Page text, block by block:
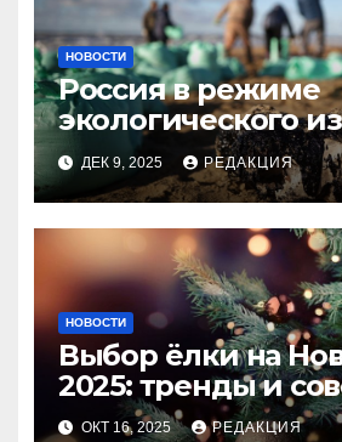
НОВОСТИ
Россия в режиме
экологического
ДЕК 9, 2025 РЕДАКЦИЯ
НОВОСТИ
Выбор ёлки на
2025: тренды и
идеального
ОКТ 16, 2025 РЕДАКЦИЯ